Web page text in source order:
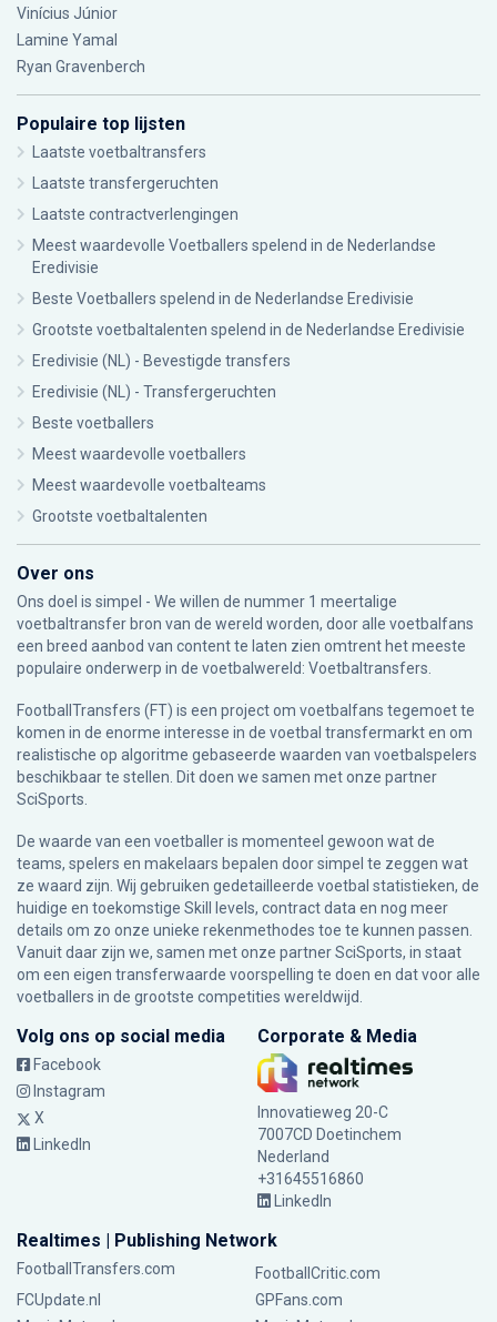
Vinícius Júnior
Lamine Yamal
Ryan Gravenberch
Populaire top lijsten
Laatste voetbaltransfers
Laatste transfergeruchten
Laatste contractverlengingen
Meest waardevolle Voetballers spelend in de Nederlandse
Eredivisie
Beste Voetballers spelend in de Nederlandse Eredivisie
Grootste voetbaltalenten spelend in de Nederlandse Eredivisie
Eredivisie (NL) - Bevestigde transfers
Eredivisie (NL) - Transfergeruchten
Beste voetballers
Meest waardevolle voetballers
Meest waardevolle voetbalteams
Grootste voetbaltalenten
Over ons
Ons doel is simpel - We willen de nummer 1 meertalige
voetbaltransfer bron van de wereld worden, door alle voetbalfans
een breed aanbod van content te laten zien omtrent het meeste
populaire onderwerp in de voetbalwereld: Voetbaltransfers.
FootballTransfers (FT) is een project om voetbalfans tegemoet te
komen in de enorme interesse in de voetbal transfermarkt en om
realistische op algoritme gebaseerde waarden van voetbalspelers
beschikbaar te stellen. Dit doen we samen met onze partner
SciSports
De waarde van een voetballer is momenteel gewoon wat de
teams, spelers en makelaars bepalen door simpel te zeggen wat
ze waard zijn. Wij gebruiken gedetailleerde voetbal statistieken, de
huidige en toekomstige Skill levels, contract data en nog meer
details om zo onze unieke rekenmethodes toe te kunnen passen.
Vanuit daar zijn we, samen met onze partner SciSports, in staat
om een eigen transferwaarde voorspelling te doen en dat voor alle
voetballers in de grootste competities wereldwijd.
Volg ons op social media
Facebook
Instagram
X
LinkedIn
Corporate & Media
Innovatieweg 20-C
7007CD Doetinchem
Nederland
+31645516860
LinkedIn
Realtimes | Publishing Network
FootballTransfers.com
FootballCritic.com
FCUpdate.nl
GPFans.com